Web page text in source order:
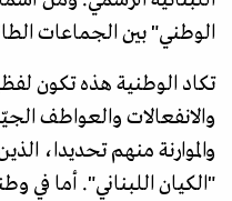
الوطني" بين الجماعات
تكاد الوطنية هذه تكون
والانفعالات والعواطف
والموارنة منهم تحديدا،
"الكيان اللبناني". أما في